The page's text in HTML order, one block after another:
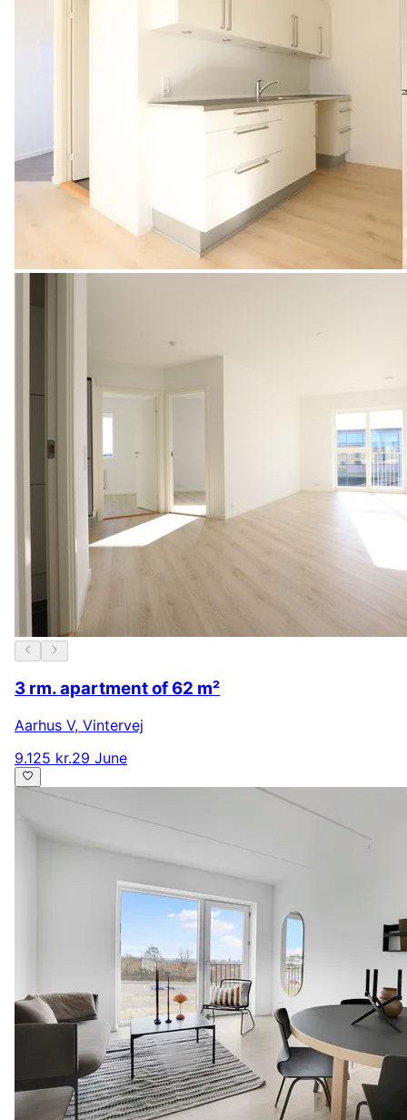
3 rm. apartment of 62 m²
Aarhus V, Vintervej
9.125 kr.29 June